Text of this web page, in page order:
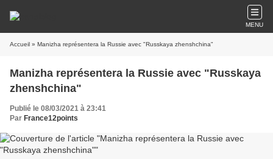
MENU
Accueil » Manizha représentera la Russie avec "Russkaya zhenshchina"
Manizha représentera la Russie avec "Russkaya
zhenshchina"
Publié le 08/03/2021 à 23:41
Par France12points